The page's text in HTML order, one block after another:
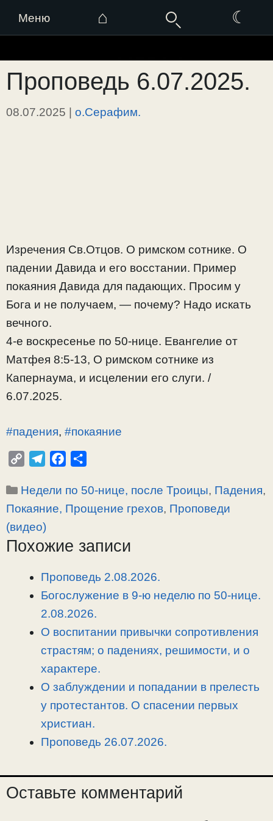
Меню ⌂ ☾
к
содержимому
Проповедь 6.07.2025.
08.07.2025 | о.Серафим.
Изречения Св.Отцов. О римском сотнике. О
падении Давида и его восстании. Пример
покаяния Давида для падающих. Просим у
Бога и не получаем, — почему? Надо искать
вечного.
4-е воскресенье по 50-нице. Евангелие от
Матфея 8:5-13, О римском сотнике из
Капернаума, и исцелении его слуги. /
6.07.2025.
#падения, #покаяние
p
y
n
l
e
a
c
e
o
п
р
и
ь
Рубрики
Недели по 50-нице, после Троицы, Падения,
Покаяние, Прощение грехов, Проповеди
(видео)
Похожие записи
Проповедь 2.08.2026.
Богослужение в 9-ю неделю по 50-нице.
2.08.2026.
О воспитании привычки сопротивления
страстям; о падениях, решимости, и о
характере.
О заблуждении и попадании в прелесть
у протестантов. О спасении первых
христиан.
Проповедь 26.07.2026.
Оставьте комментарий